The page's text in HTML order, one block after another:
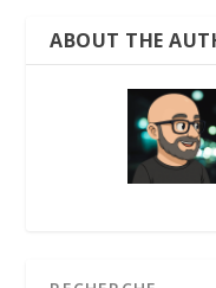
ABOUT THE